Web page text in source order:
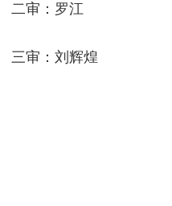
二审：罗江
三审：刘辉煌